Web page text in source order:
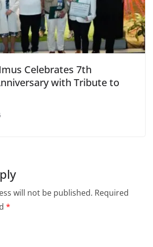
Celebrates 7th
with Tribute to
will not be published. Required
*